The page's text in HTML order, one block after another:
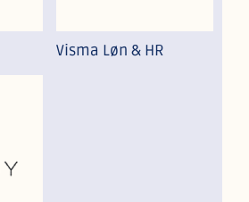
Visma Løn & HR